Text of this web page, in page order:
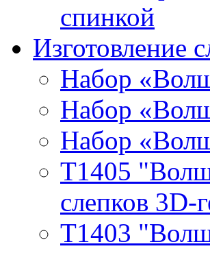
спинкой
Изготовление
Набор
Набор
Набор
T1405
слепков 3D-
T1403